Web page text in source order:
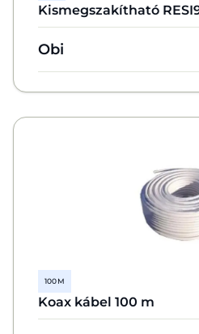
Kismegszakítható
Obi
100 M
Koax kábel 100 m